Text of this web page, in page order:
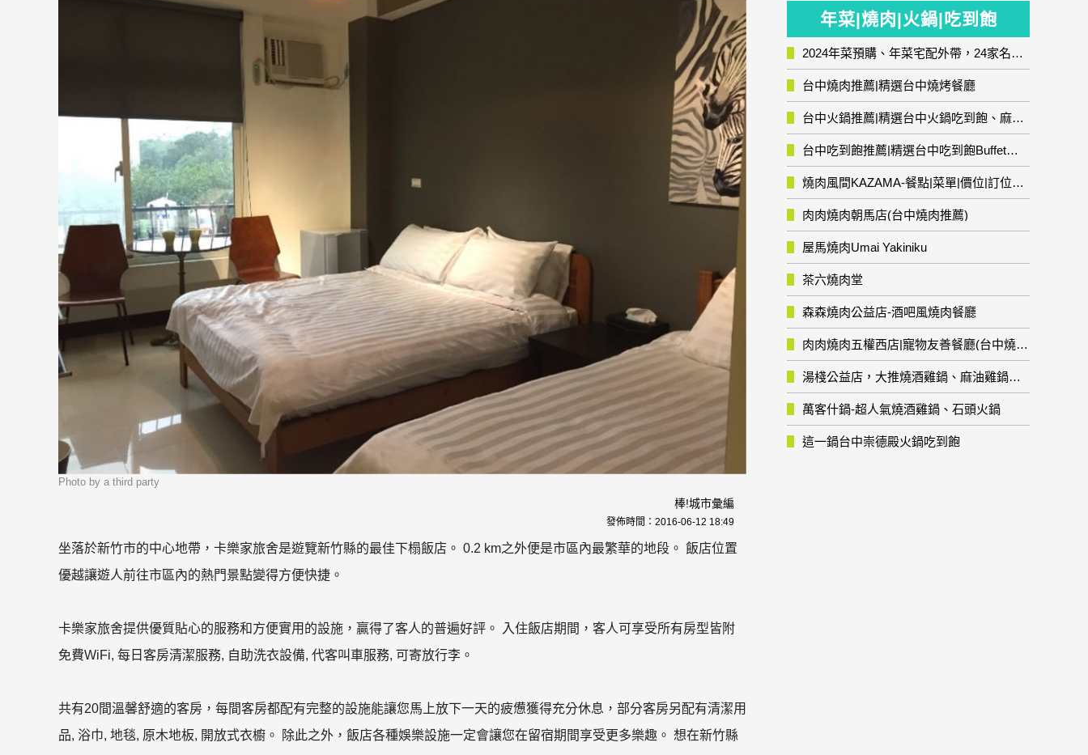
Photo by a third party
棒!城市彙編
發佈時間： 2016-06-12 18:49
坐落於新竹市的中心地帶，卡樂家旅舍是遊覽新竹縣的最佳下榻飯店。 0.2 km之外便是市區內最繁華的地段。 飯店位置
優越讓遊人前往市區內的熱門景點變得方便快捷。
卡樂家旅舍提供優質貼心的服務和方便實用的設施，贏得了客人的普遍好評。 入住飯店期間，客人可享受所有房型皆附
免費WiFi, 每日客房清潔服務, 自助洗衣設備, 代客叫車服務, 可寄放行李。
共有20間溫馨舒適的客房，每間客房都配有完整的設施能讓您馬上放下一天的疲憊獲得充分休息，部分客房另配有清潔用
品, 浴巾, 地毯, 原木地板, 開放式衣櫥。 除此之外，飯店各種娛樂設施一定會讓您在留宿期間享受更多樂趣。 想在新竹縣
年菜|燒肉|火鍋|吃到飽
2024年菜預購、年菜宅配外帶，24家名店年菜推薦整理，圍爐輕鬆上菜團圓趣
台中燒肉推薦|精選台中燒烤餐廳
台中火鍋推薦|精選台中火鍋吃到飽、麻辣鍋、鴛鴦鍋、石頭火鍋、酸菜白肉鍋、海鮮鍋、燒酒雞、麻油雞、壽喜燒等熱門人氣火鍋店!
台中吃到飽推薦|精選台中吃到飽Buffet自助餐廳
燒肉風間KAZAMA-餐點|菜單|價位|訂位資訊
肉肉燒肉朝馬店(台中燒肉推薦)
屋馬燒肉Umai Yakiniku
茶六燒肉堂
森森燒肉公益店-酒吧風燒肉餐廳
肉肉燒肉五權西店|寵物友善餐廳(台中燒肉推薦)
湯棧公益店，大推燒酒雞鍋、麻油雞鍋暖暖有夠補
萬客什鍋-超人氣燒酒雞鍋、石頭火鍋
這一鍋台中崇德殿火鍋吃到飽